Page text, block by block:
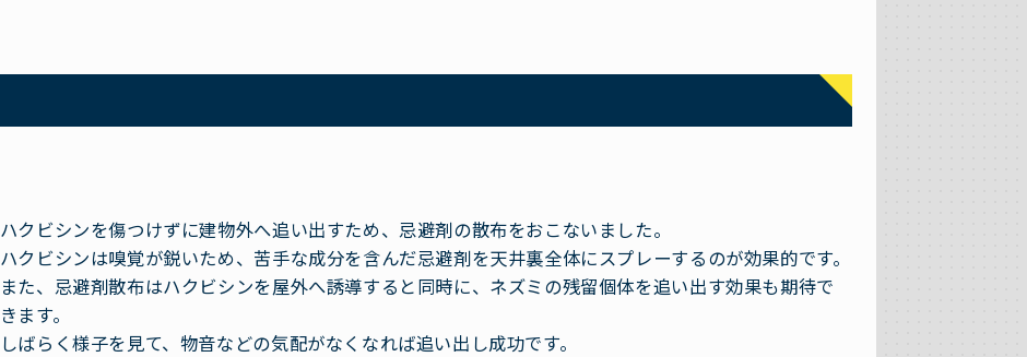
ハクビシンを傷つけずに建物外へ追い出すため、忌避剤の散布をおこないました。
ハクビシンは嗅覚が鋭いため、苦手な成分を含んだ忌避剤を天井裏全体にスプレーするのが効果的です。
また、忌避剤散布はハクビシンを屋外へ誘導すると同時に、ネズミの残留個体を追い出す効果も期待で
きます。
しばらく様子を見て、物音などの気配がなくなれば追い出し成功です。